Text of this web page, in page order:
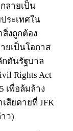
กลายเป็น
ระเทศใน
งถูกต้อง
ยเป็นโอกาส
ดันรัฐบาล
Rights Act
เพื่อล้มล้าง
สียดายที่ JFK
ว)